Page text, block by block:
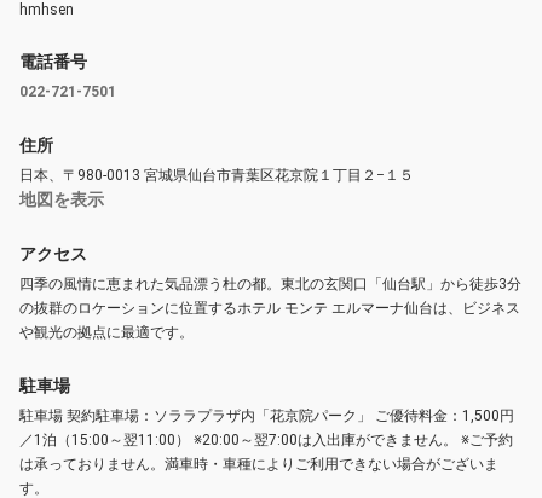
hmhsen
電話番号
022-721-7501
住所
日本、〒980-0013 宮城県仙台市青葉区花京院１丁目２−１５
地図を表示
アクセス
四季の風情に恵まれた気品漂う杜の都。東北の玄関口「仙台駅」から徒歩3分
の抜群のロケーションに位置するホテル モンテ エルマーナ仙台は、ビジネス
や観光の拠点に最適です。
駐車場
駐車場 契約駐車場：ソララプラザ内「花京院パーク」 ご優待料金：1,500円
／1泊（15:00～翌11:00） ※20:00～翌7:00は入出庫ができません。 ※ご予約
は承っておりません。満車時・車種によりご利用できない場合がございま
す。